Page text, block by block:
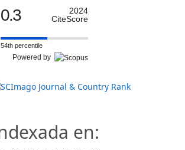
0.3
2024
CiteScore
54th percentile
Powered by
en: